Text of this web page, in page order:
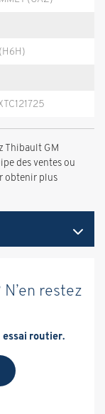
Thibault GM
des ventes ou
obtenir plus
restez
routier.